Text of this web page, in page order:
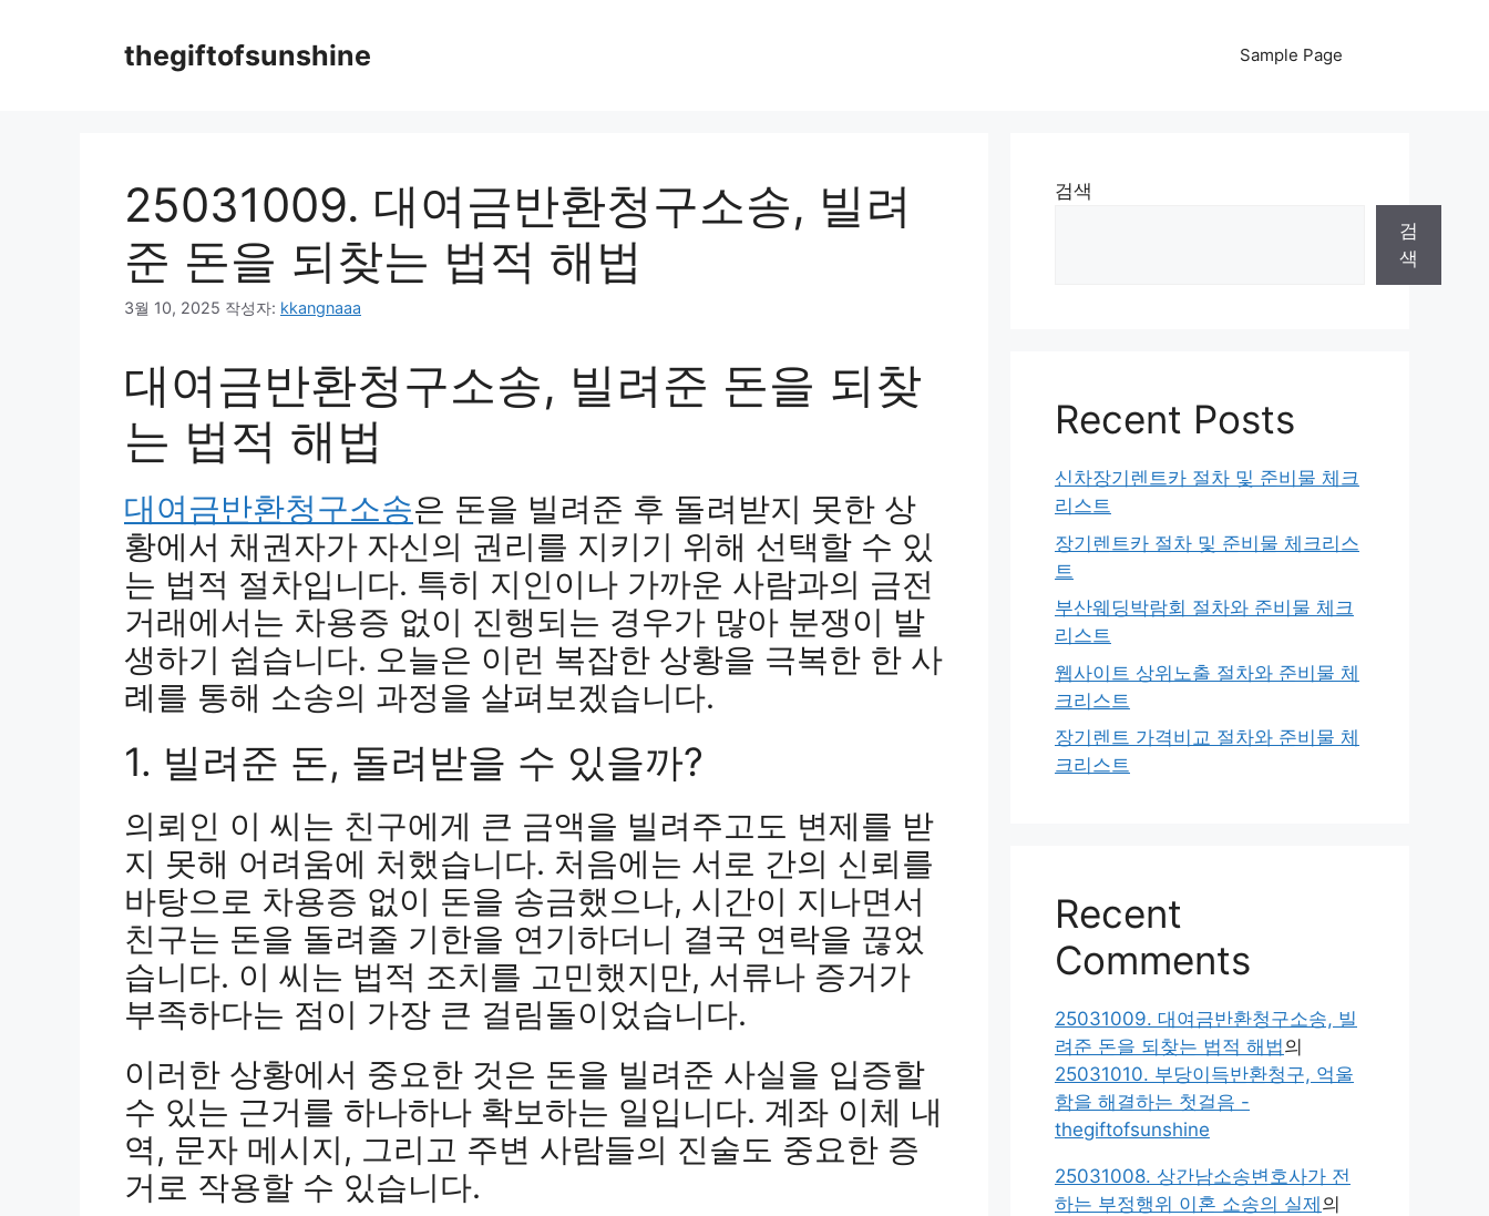
thegiftofsunshine Sample Page
25031009. 대여금반환청구소송, 빌려
준 돈을 되찾는 법적 해법
3월 10, 2025 작성자: kkangnaaa
대여금반환청구소송, 빌려준 돈을 되찾
는 법적 해법
대여금반환청구소송은 돈을 빌려준 후 돌려받지 못한 상
황에서 채권자가 자신의 권리를 지키기 위해 선택할 수 있
는 법적 절차입니다. 특히 지인이나 가까운 사람과의 금전
거래에서는 차용증 없이 진행되는 경우가 많아 분쟁이 발
생하기 쉽습니다. 오늘은 이런 복잡한 상황을 극복한 한 사
례를 통해 소송의 과정을 살펴보겠습니다.
1. 빌려준 돈, 돌려받을 수 있을까?
의뢰인 이 씨는 친구에게 큰 금액을 빌려주고도 변제를 받
지 못해 어려움에 처했습니다. 처음에는 서로 간의 신뢰를
바탕으로 차용증 없이 돈을 송금했으나, 시간이 지나면서
친구는 돈을 돌려줄 기한을 연기하더니 결국 연락을 끊었
습니다. 이 씨는 법적 조치를 고민했지만, 서류나 증거가
부족하다는 점이 가장 큰 걸림돌이었습니다.
이러한 상황에서 중요한 것은 돈을 빌려준 사실을 입증할
수 있는 근거를 하나하나 확보하는 일입니다. 계좌 이체 내
역, 문자 메시지, 그리고 주변 사람들의 진술도 중요한 증
거로 작용할 수 있습니다.
검색
검
색
Recent Posts
신차장기렌트카 절차 및 준비물 체크
리스트
장기렌트카 절차 및 준비물 체크리스
트
부산웨딩박람회 절차와 준비물 체크
리스트
웹사이트 상위노출 절차와 준비물 체
크리스트
장기렌트 가격비교 절차와 준비물 체
크리스트
Recent
Comments
25031009. 대여금반환청구소송, 빌
려준 돈을 되찾는 법적 해법의
25031010. 부당이득반환청구, 억울
함을 해결하는 첫걸음 -
thegiftofsunshine
25031008. 상간남소송변호사가 전
하는 부정행위 이혼 소송의 실제 의